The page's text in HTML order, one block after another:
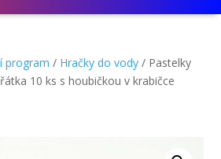
program / Hračky do vody / Pastelky
10 ks s houbičkou v krabičce